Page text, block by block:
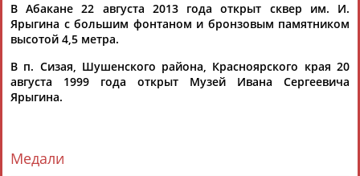
В Абакане 22 августа 2013 года открыт сквер им. И.
Ярыгина с большим фонтаном и бронзовым памятником
высотой 4,5 метра.
В п. Сизая, Шушенского района, Красноярского края 20
августа 1999 года открыт Музей Ивана Сергеевича
Ярыгина.
Медали